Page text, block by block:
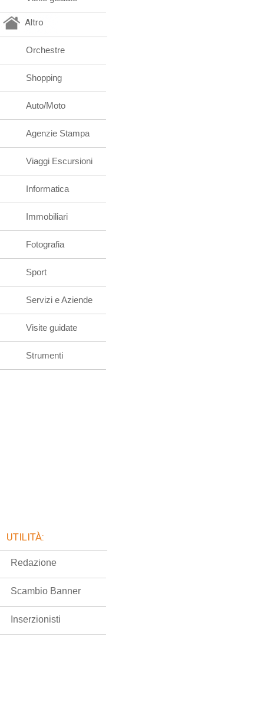
Altro
Orchestre
Shopping
Auto/Moto
Agenzie Stampa
Viaggi Escursioni
Informatica
Immobiliari
Fotografia
Sport
Servizi e Aziende
Visite guidate
Strumenti
UTILITÀ:
Redazione
Scambio Banner
Inserzionisti